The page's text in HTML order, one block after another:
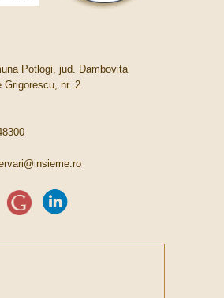
Potlogi, jud. Dambovita
Grigorescu, nr. 2